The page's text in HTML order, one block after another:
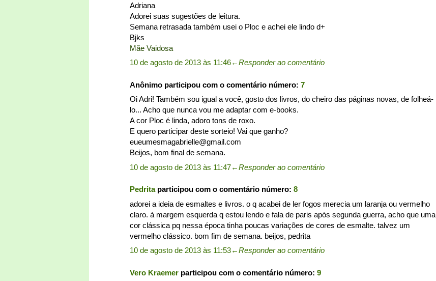
Adriana
Adorei suas sugestões de leitura.
Semana retrasada também usei o Ploc e achei ele lindo d+
Bjks
Mãe Vaidosa
10 de agosto de 2013 às 11:46←Responder ao comentário
Anônimo participou com o comentário número: 7
Oi Adri! Também sou igual a você, gosto dos livros, do cheiro das páginas novas, de folheá-
lo... Acho que nunca vou me adaptar com e-books.
A cor Ploc é linda, adoro tons de roxo.
E quero participar deste sorteio! Vai que ganho?
eueumesmagabrielle@gmail.com
Beijos, bom final de semana.
10 de agosto de 2013 às 11:47←Responder ao comentário
Pedritaparticipou com o comentário número: 8
adorei a ideia de esmaltes e livros. o q acabei de ler fogos merecia um laranja ou vermelho
claro. à margem esquerda q estou lendo e fala de paris após segunda guerra, acho que uma
cor clássica pq nessa época tinha poucas variações de cores de esmalte. talvez um
vermelho clássico. bom fim de semana. beijos, pedrita
10 de agosto de 2013 às 11:53←Responder ao comentário
Vero Kraemer participou com o comentário número: 9